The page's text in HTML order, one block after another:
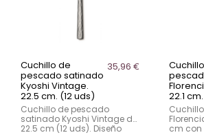
Cuchillo de
pescado satinado
Kyoshi Vintage.
22.5 cm. (12 uds)
35,96 €
Cuchillo de pescado
satinado Kyoshi Vintage de
22.5 cm (12 uds). Diseño
22.1
cm